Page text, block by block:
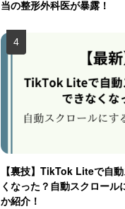
当の整形外科医が暴露！
【裏技】TikTok Liteで自
くなった？自動スクロール
か紹介！